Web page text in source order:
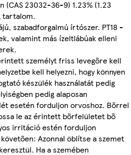
(CAS 23032-36-9) 1.23% (1.23
tartalom.
szabadforgalmú írtószer. PT18 -
valamint más ízeltlábúak elleni
személyt friss levegőre kell
kell helyezni, hogy könnyen
készülék használatát pedig
pedig alaposan
esetén forduljon orvoshoz. Bőrrel
le az érintett bőrfelületet bő
irritáció estén forduljon
Azonnal öblítse a szemet
Ha a szemében